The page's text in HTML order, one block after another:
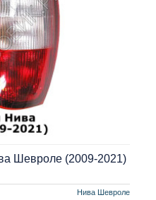
Нива Шевроле
Шевроле (2009-2021)